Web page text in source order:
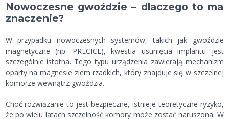
Nowoczesne gwoździe – dlaczego to ma
znaczenie?
W przypadku nowoczesnych systemów, takich jak gwoździe
magnetyczne (np. PRECICE), kwestia usunięcia implantu jest
szczególnie istotna. Tego typu urządzenia zawierają mechanizm
oparty na magnesie ziem rzadkich, który znajduje się w szczelnej
komorze wewnątrz gwoździa.
Choć rozwiązanie to jest bezpieczne, istnieje teoretyczne ryzyko,
że po wielu latach szczelność komory może zostać naruszona. W